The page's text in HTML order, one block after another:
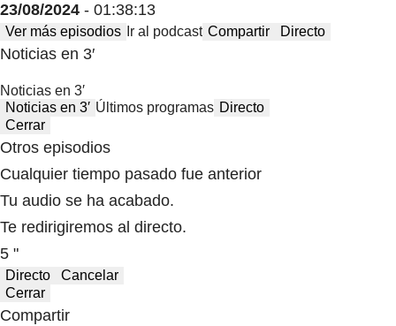
23/08/2024 - 01:38:13
Ver más episodios Ir al podcast Compartir Directo
Noticias en 3′
Noticias en 3′
Noticias en 3′ Últimos programas Directo
Cerrar
Otros episodios
Cualquier tiempo pasado fue anterior
Tu audio se ha acabado.
Te redirigiremos al directo.
5 "
Directo
Cancelar
Cerrar
Compartir